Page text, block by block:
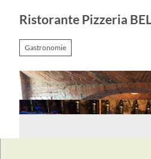
Ristorante Pizzeria
Gastronomie